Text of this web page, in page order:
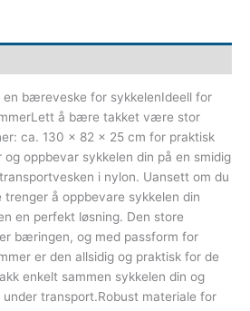
en bæreveske for sykkelenIdeell for
å bære takket være stor
ca. 130 x 82 x 25 cm for praktisk
oppbevar sykkelen din på en smidig
i nylon. Uansett om du
trenger å oppbevare sykkelen din
en perfekt løsning. Den store
bæringen, og med passform for
er den allsidig og praktisk for de
enkelt sammen sykkelen din og
transport.Robust materiale for